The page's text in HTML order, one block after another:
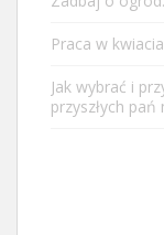
Praca w
Jak wybrać i
przyszłych pań